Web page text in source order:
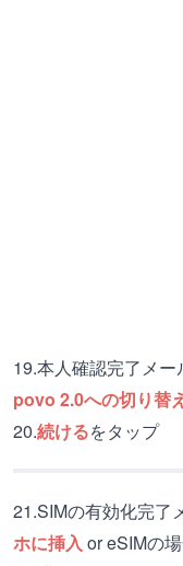
19.本人確認完了メー
povo 2.0への切り替
20.続けるをタップ
21.SIMの有効化完了
ホに挿入 or eSIMの